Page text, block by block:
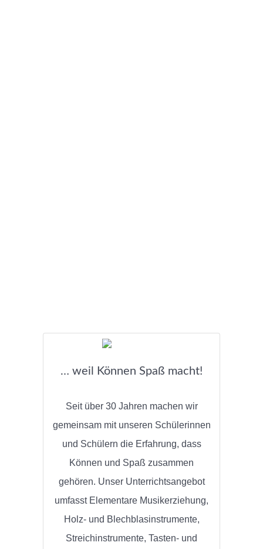
… weil Können Spaß macht!
Seit über 30 Jahren machen wir
gemeinsam mit unseren Schülerinnen
und Schülern die Erfahrung, dass
Können und Spaß zusammen
gehören. Unser Unterrichtsangebot
umfasst Elementare Musikerziehung,
Holz- und Blechblasinstrumente,
Streichinstrumente, Tasten- und